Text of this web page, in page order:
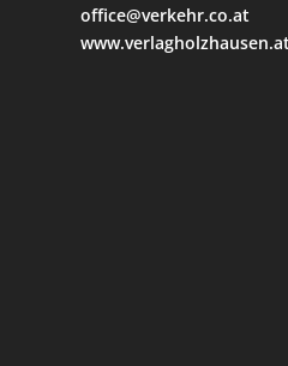
office@verkehr.co.at
www.verlagholzhausen.at